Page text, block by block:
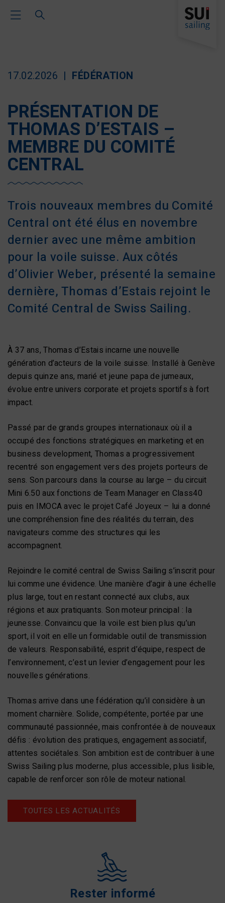
Toggle Main Navigation
17.02.2026 FÉDÉRATION
PRÉSENTATION DE
THOMAS D’ESTAIS –
MEMBRE DU COMITÉ
CENTRAL
Trois nouveaux membres du Comité
Central ont été élus en novembre
dernier avec une même ambition
pour la voile suisse. Aux côtés
d’Olivier Weber, présenté la semaine
dernière, Thomas d’Estais rejoint le
Comité Central de Swiss Sailing.
À 37 ans, Thomas d’Estais incarne une nouvelle
génération d’acteurs de la voile suisse. Installé à Genève
depuis quinze ans, marié et jeune papa de jumeaux,
évolue entre univers corporate et projets sportifs à fort
impact.
Passé par de grands groupes internationaux où il a
occupé des fonctions stratégiques en marketing et en
business development, Thomas a progressivement
recentré son engagement vers des projets porteurs de
sens. Son parcours dans la course au large – du circuit
Mini 6.50 aux fonctions de Team Manager en Class40
puis en IMOCA avec le projet Café Joyeux – lui a donné
une compréhension fine des réalités du terrain, des
navigateurs comme des structures qui les
accompagnent.
Rejoindre le comité central de Swiss Sailing s’inscrit pour
lui comme une évidence. Une manière d’agir à une échelle
plus large, tout en restant connecté aux clubs, aux
régions et aux pratiquants. Son moteur principal : la
jeunesse. Convaincu que la voile est bien plus qu’un
sport, il voit en elle un formidable outil de transmission
de valeurs. Responsabilité, esprit d’équipe, respect de
l’environnement, c’est un levier d’engagement pour les
nouvelles générations.
Thomas arrive dans une fédération qu’il considère à un
moment charnière. Solide, compétente, portée par une
communauté passionnée, mais confrontée à de nouveaux
défis : évolution des pratiques, engagement associatif,
attentes sociétales. Son ambition est de contribuer à une
Swiss Sailing plus moderne, plus accessible, plus lisible,
capable de renforcer son rôle de moteur national.
TOUTES LES ACTUALITÉS
Rester informé